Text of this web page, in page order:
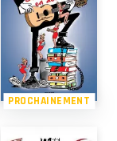
PROCHAINEMENT